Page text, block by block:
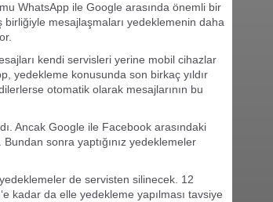
WhatsApp ile Google arasında önemli bir
birliğiyle mesajlaşmaları yedeklemenin daha
kendi servisleri yerine mobil cihazlar
yedekleme konusunda son birkaç yıldır
otomatik olarak mesajlarının bu
Ancak Google ile Facebook arasındaki
sonra yaptığınız yedeklemeler
de servisten silinecek. 12
kadar da elle yedekleme yapılması tavsiye